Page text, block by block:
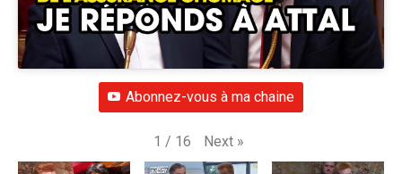
Abonnez-vous à ma chaine
1 / 16 Next »